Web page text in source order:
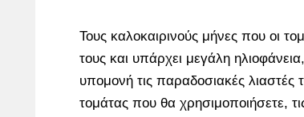
Τους καλοκαιρινούς μήνες που οι
τους και υπάρχει μεγάλη
υπομονή τις παραδοσιακές λιαστές
τομάτας που θα χρησιμοποιήσετε,